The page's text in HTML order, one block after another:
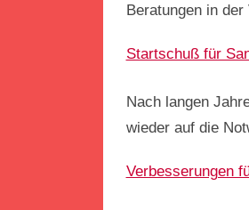
Beratungen in
Startschuß für
Nach langen
wieder auf die
Verbesserungen